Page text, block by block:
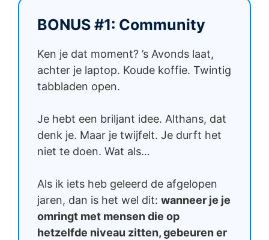
BONUS #1: Community
Ken je dat moment? ’s Avonds laat,
achter je laptop. Koude koffie. Twintig
tabbladen open.
Je hebt een briljant idee. Althans, dat
denk je. Maar je twijfelt. Je durft het
niet te doen. Wat als…
Als ik iets heb geleerd de afgelopen
jaren, dan is het wel dit: wanneer je je
omringt met mensen die op
hetzelfde niveau zitten, gebeuren er